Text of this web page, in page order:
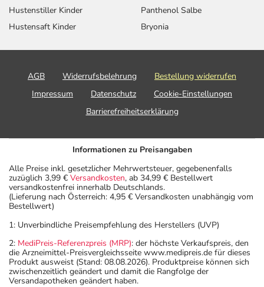
Hustenstiller Kinder
Hustensaft Kinder
Panthenol Salbe
Bryonia
AGB Widerrufsbelehrung
Bestellung widerrufen
Impressum
Datenschutz
Cookie-Einstellungen
Barrierefreiheitserklärung
Informationen zu Preisangaben
Alle Preise inkl. gesetzlicher Mehrwertsteuer, gegebenenfalls
zuzüglich 3,99 € Versandkosten, ab 34,99 € Bestellwert
versandkostenfrei innerhalb Deutschlands.
(Lieferung nach Österreich: 4,95 € Versandkosten unabhängig vom
Bestellwert)
1: Unverbindliche Preisempfehlung des Herstellers (UVP)
2: MediPreis-Referenzpreis (MRP): der höchste Verkaufspreis, den
die Arzneimittel-Preisvergleichsseite www.medipreis.de für dieses
Produkt ausweist (Stand: 08.08.2026). Produktpreise können sich
zwischenzeitlich geändert und damit die Rangfolge der
Versandapotheken geändert haben.